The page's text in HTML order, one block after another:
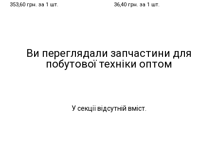
353,60 грн. за 1 шт. 36,40 грн. за 1 шт.
Ви переглядали запчастини для
побутової техніки оптом
У секції відсутній вміст.